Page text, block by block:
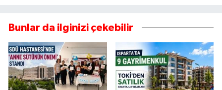
Bunlar da ilginizi çekebilir